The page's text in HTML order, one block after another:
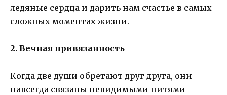
ледяные сердца и дарить нам счастье в самых
сложных моментах жизни.
2. Вечная привязанность
Когда две души обретают друг друга, они
навсегда связаны невидимыми нитями